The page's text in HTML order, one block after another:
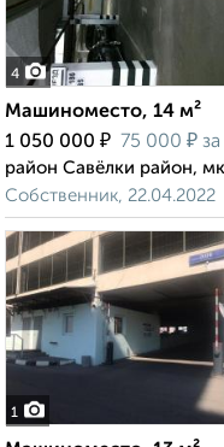
4
Машиноместо, 14 м²
1 050 000 ₽ 75 000 ₽
район Савёлки район,
Собственник, 22.04.2022
1